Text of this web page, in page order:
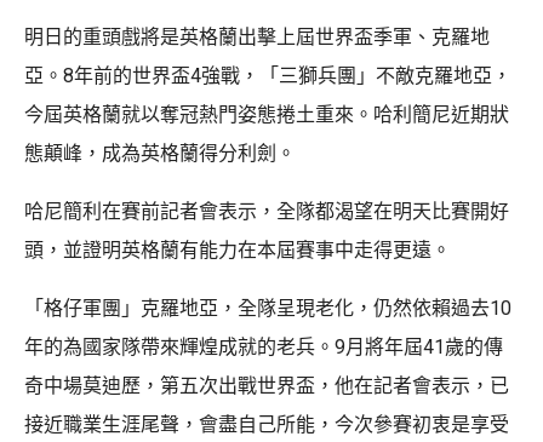
明日的重頭戲將是英格蘭出擊上屆世界盃季軍、克羅地
亞。8年前的世界盃4強戰，「三獅兵團」不敵克羅地亞，
今屆英格蘭就以奪冠熱門姿態捲土重來。哈利簡尼近期狀
態顛峰，成為英格蘭得分利劍。
哈尼簡利在賽前記者會表示，全隊都渴望在明天比賽開好
頭，並證明英格蘭有能力在本屆賽事中走得更遠。
「格仔軍團」克羅地亞，全隊呈現老化，仍然依賴過去10
年的為國家隊帶來輝煌成就的老兵。9月將年屆41歲的傳
奇中場莫迪歷，第五次出戰世界盃，他在記者會表示，已
接近職業生涯尾聲，會盡自己所能，今次參賽初衷是享受